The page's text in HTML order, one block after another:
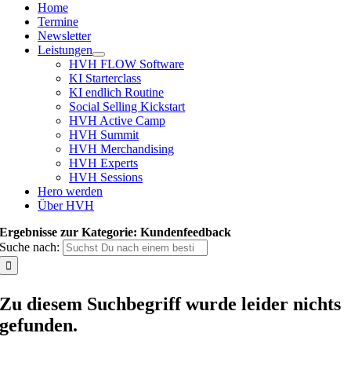
Home
Termine
Newsletter
Leistungen
HVH FLOW Software
KI Starterclass
KI endlich Routine
Social Selling Kickstart
HVH Active Camp
HVH Summit
HVH Merchandising
HVH Experts
HVH Sessions
Hero werden
Über HVH
Ergebnisse zur Kategorie: Kundenfeedback
Suche nach:
Zu diesem Suchbegriff wurde leider nichts
gefunden.